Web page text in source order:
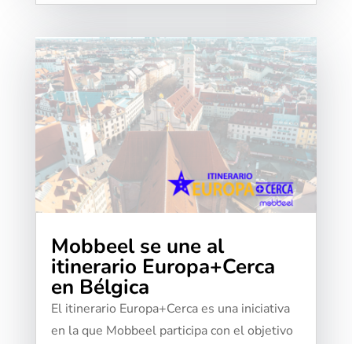
Mobbeel se une al
itinerario Europa+Cerca
en Bélgica
El itinerario Europa+Cerca es una iniciativa
en la que Mobbeel participa con el objetivo